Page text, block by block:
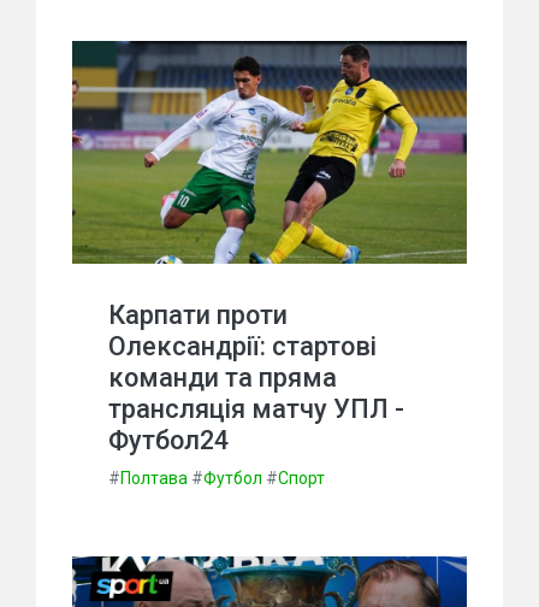
Карпати проти
Олександрії: стартові
команди та пряма
трансляція матчу УПЛ -
Футбол24
#Полтава #Футбол #Спорт